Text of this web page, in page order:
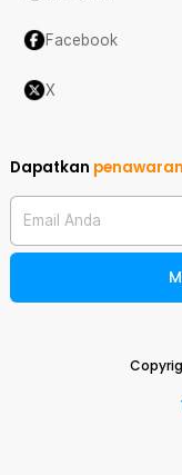
Facebook
X
Dapatkan
Email Anda